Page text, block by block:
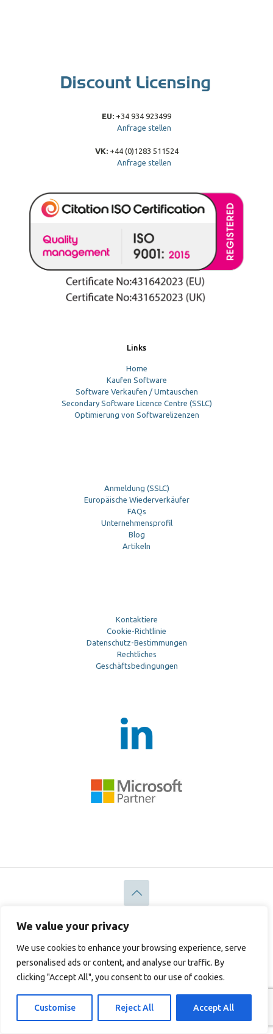
We value your privacy
We use cookies to enhance your browsing experience, serve
personalised ads or content, and analyse our traffic. By
clicking "Accept All", you consent to our use of cookies.
Customise Reject All Accept All
EU: +34 934 923499
Anfrage stellen
VK:+44 (0)1283 511524
Anfrage stellen
Links
Home
Kaufen Software
Software Verkaufen / Umtauschen
Secondary Software Licence Centre (SSLC)
Optimierung von Softwarelizenzen
Anmeldung (SSLC)
Europäische Wiederverkäufer
FAQs
Unternehmensprofil
Blog
Artikeln
Kontaktiere
Cookie-Richtlinie
Datenschutz-Bestimmungen
Rechtliches
Geschäftsbedingungen
Discount-Licensing Ltd [Company No: 05183378]
Rechtliches
Datenschutz-Bestimmungen
Cookie-Richtlinie
English(Englisch Français( Französisch )
Deutsch